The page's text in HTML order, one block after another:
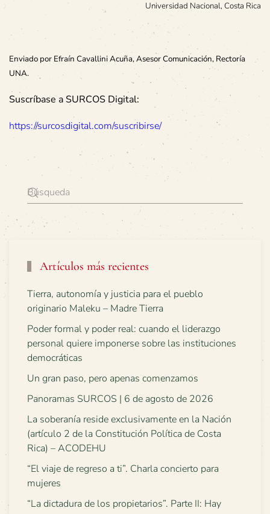
Universidad Nacional, Costa Rica
Enviado por Efraín Cavallini Acuña, Asesor Comunicación, Rectoría
UNA.
Suscríbase a SURCOS Digital:
https://surcosdigital.com/suscribirse/
Artículos más recientes
Tierra, autonomía y justicia para el pueblo
originario Maleku – Madre Tierra
Poder formal y poder real: cuando el liderazgo
personal quiere imponerse sobre las instituciones
democráticas
Un gran paso, pero apenas comenzamos
Panoramas SURCOS | 6 de agosto de 2026
La soberanía reside exclusivamente en la Nación
(artículo 2 de la Constitución Política de Costa
Rica) – ACODEHU
“El viaje de regreso a ti”. Charla concierto para
mujeres
“La dictadura de los propietarios”. Parte II: Hay